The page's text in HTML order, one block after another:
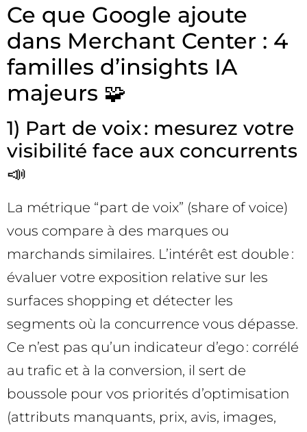
Ce que Google ajoute
dans Merchant Center : 4
familles d’insights IA
majeurs 🧩
1) Part de voix : mesurez votre
visibilité face aux concurrents
📣
La métrique “part de voix” (share of voice)
vous compare à des marques ou
marchands similaires. L’intérêt est double :
évaluer votre exposition relative sur les
surfaces shopping et détecter les
segments où la concurrence vous dépasse.
Ce n’est pas qu’un indicateur d’ego : corrélé
au trafic et à la conversion, il sert de
boussole pour vos priorités d’optimisation
(attributs manquants, prix, avis, images,